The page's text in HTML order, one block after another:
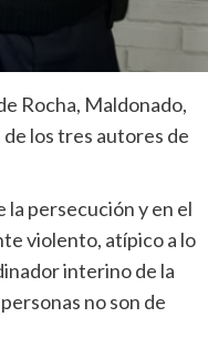
Rocha, Maldonado,
los tres autores de
la persecución y en el
violento, atípico a lo
interino de la
no son de